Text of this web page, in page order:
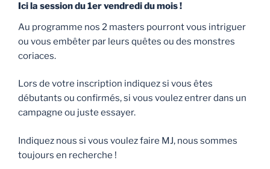
Ici la session du 1er vendredi du mois !
Au programme nos 2 masters pourront vous intriguer
ou vous embêter par leurs quêtes ou des monstres
coriaces.
Lors de votre inscription indiquez si vous êtes
débutants ou confirmés, si vous voulez entrer dans un
campagne ou juste essayer.
Indiquez nous si vous voulez faire MJ, nous sommes
toujours en recherche !